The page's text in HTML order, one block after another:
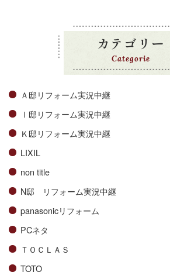
カテゴリー
Categorie
Ａ邸リフォーム実況中継
Ⅰ邸リフォーム実況中継
Ｋ邸リフォーム実況中継
LIXIL
non title
N邸 リフォーム実況中継
panasonicリフォーム
PCネタ
ＴＯＣＬＡＳ
TOTO